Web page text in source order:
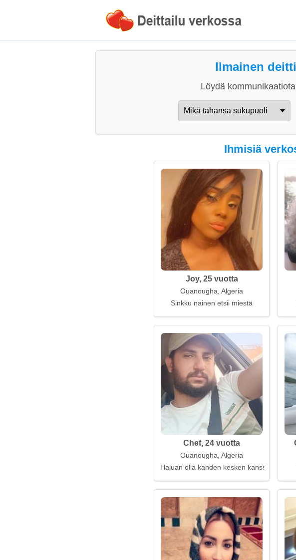
Ilmainen
Löydä
Ihmisiä
Joy, 25 vuotta
Ouanougha, Algeria
Sinkku nainen etsii miestä
Chef, 24 vuotta
Ouanougha, Algeria
Haluan olla kahden kesken kanssasi